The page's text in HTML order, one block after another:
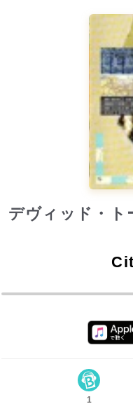
デヴィッド・
1